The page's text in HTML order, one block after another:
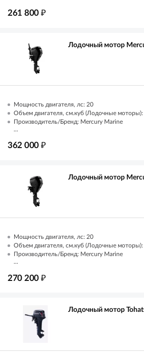
261 800 ₽
Лодочный мотор
Мощность двигателя, лс: 20
Объем двигателя, см.куб (Лодочные
Производитель/Бренд: Mercury Marine
...
362 000 ₽
Лодочный мотор
Мощность двигателя, лс: 20
Объем двигателя, см.куб (Лодочные
Производитель/Бренд: Mercury Marine
...
270 200 ₽
Лодочный мотор